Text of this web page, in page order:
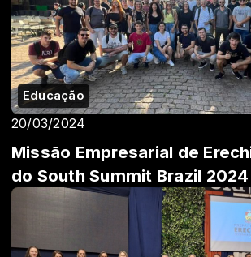
Educação
20/03/2024
Missão Empresarial de
do South Summit Brazil 2024